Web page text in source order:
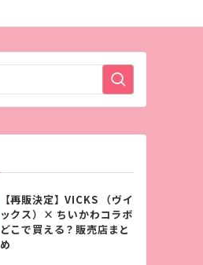
【再販決定】VICKS （ヴイ
ックス）× ちいかわコラボ
どこで買える？販売店まと
め